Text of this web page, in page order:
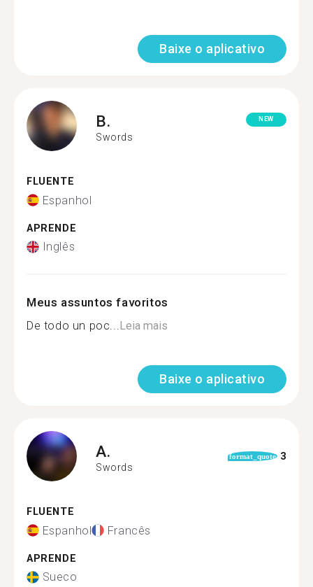
Baixe o aplicativo
B.
Swords
NEW
FLUENTE
Espanhol
APRENDE
Inglês
Meus assuntos favoritos
De todo un poc...Leia mais
Baixe o aplicativo
A.
Swords
format_quote 3
FLUENTE
Espanhol Francês
APRENDE
Sueco